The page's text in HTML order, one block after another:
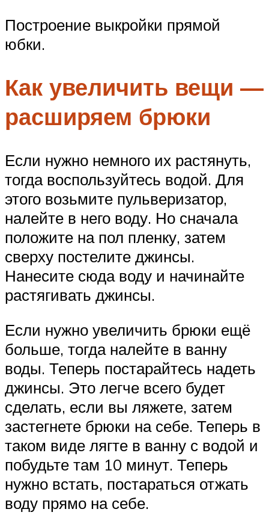
Построение выкройки прямой
юбки.
Как увеличить вещи —
расширяем брюки
Если нужно немного их растянуть,
тогда воспользуйтесь водой. Для
этого возьмите пульверизатор,
налейте в него воду. Но сначала
положите на пол пленку, затем
сверху постелите джинсы.
Нанесите сюда воду и начинайте
растягивать джинсы.
Если нужно увеличить брюки ещё
больше, тогда налейте в ванну
воды. Теперь постарайтесь надеть
джинсы. Это легче всего будет
сделать, если вы ляжете, затем
застегнете брюки на себе. Теперь в
таком виде лягте в ванну с водой и
побудьте там 10 минут. Теперь
нужно встать, постараться отжать
воду прямо на себе.